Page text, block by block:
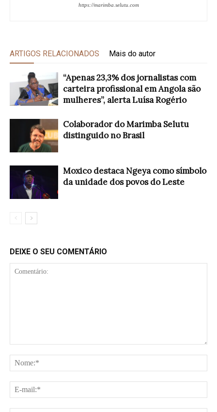
https://marimba.selutu.com
ARTIGOS RELACIONADOS Mais do autor
“Apenas 23,3% dos jornalistas com
carteira profissional em Angola são
mulheres”, alerta Luísa Rogério
Colaborador do Marimba Selutu
distinguido no Brasil
Moxico destaca Ngeya como símbolo
da unidade dos povos do Leste
DEIXE O SEU COMENTÁRIO